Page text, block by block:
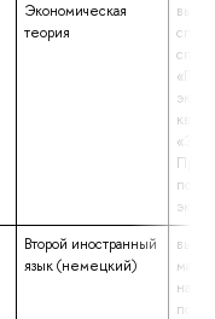
Экономическая
теория
Второй иностранный
язык (немецкий)